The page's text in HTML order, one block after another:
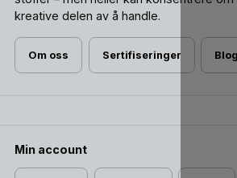
sovepose og swaddle. Følelse av å
mammas mage. Støtter opp rundt
Det er babydyne uten risiko for å
kreative delen av å handle.
Om oss Sertifiseringer
Min account